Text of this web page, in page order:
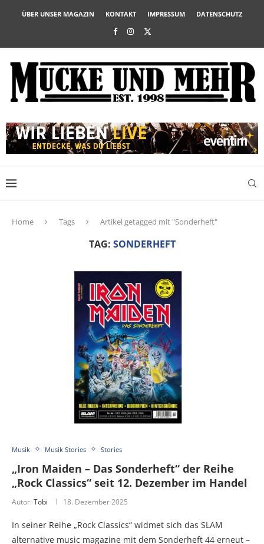
ÜBER UNSER MAGAZIN KONTAKT IMPRESSUM DATENSCHUTZ
Home Tags Artikel getagged mit "Sonderheft"
TAG: SONDERHEFT
Musik Musik Stories Stories
„Iron Maiden – Das Sonderheft“ der Reihe
„Rock Classics“ seit 12. Dezember im Handel
Autor: Tobi 18. Dezember 2025
In seiner Reihe „Rock Classics“ widmet sich das SLAM
alternative music magazine mit dem Sonderheft 44 erneut –